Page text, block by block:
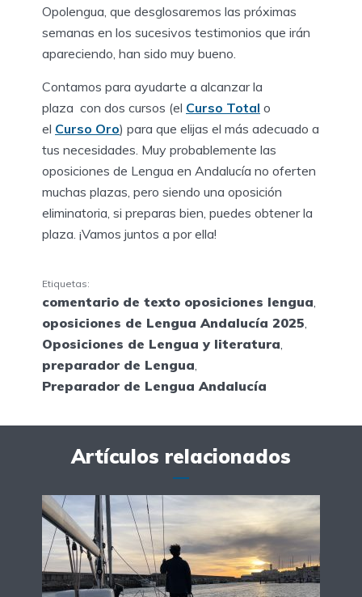
Opolengua, que desglosaremos las próximas
semanas en los sucesivos testimonios que irán
apareciendo, han sido muy bueno.
Contamos para ayudarte a alcanzar la
plaza con dos cursos (el Curso Total o
el Curso Oro) para que elijas el más adecuado a
tus necesidades. Muy probablemente las
oposiciones de Lengua en Andalucía no oferten
muchas plazas, pero siendo una oposición
eliminatoria, si preparas bien, puedes obtener la
plaza. ¡Vamos juntos a por ella!
Etiquetas:
comentario de texto oposiciones lengua
oposiciones de Lengua Andalucía 2025
Oposiciones de Lengua y literatura
preparador de Lengua
Preparador de Lengua Andalucía
Artículos relacionados